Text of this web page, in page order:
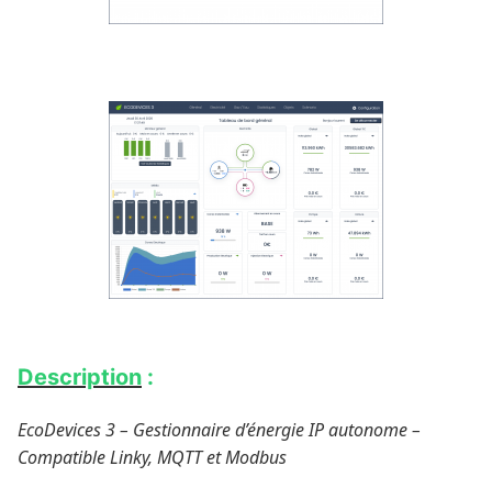
Description :
EcoDevices 3 – Gestionnaire d’énergie IP autonome –
Compatible Linky, MQTT et Modbus